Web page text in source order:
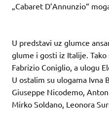
„Cabaret D’Annunzio“
U predstavi uz glumce
glume i gosti iz Italije.
Fabrizio Coniglio, a ulogu
U ostalim su ulogama Ivna
Giuseppe Nicodemo, Anton
Mirko Soldano, Leonora